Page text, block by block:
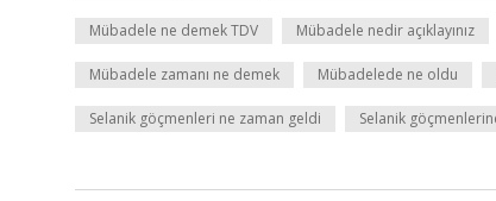
Mübadele ne demek TDV Mübadele nedir açıklayınız
Mübadele zamanı ne demek Mübadelede ne oldu
Selanik göçmenleri ne zaman geldi Selanik